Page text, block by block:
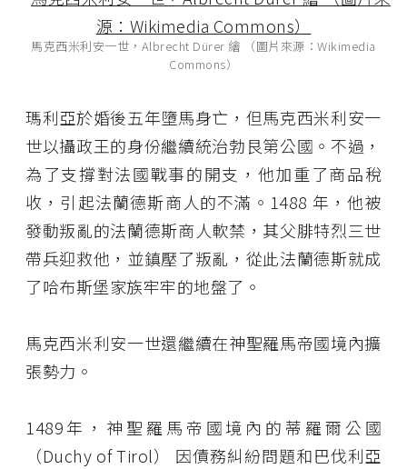
馬克西米利安一世，Albrecht Dürer 繪 （圖片來源：Wikimedia
Commons）
瑪利亞於婚後五年墮馬身亡，但馬克西米利安一
世以攝政王的身份繼續統治勃艮第公國。不過，
為了支撐對法國戰事的開支，他加重了商品稅
收，引起法蘭德斯商人的不滿。1488 年，他被
發動叛亂的法蘭德斯商人軟禁，其父腓特烈三世
帶兵迎救他，並鎮壓了叛亂，從此法蘭德斯就成
了哈布斯堡家族牢牢的地盤了。
馬克西米利安一世還繼續在神聖羅馬帝國境內擴
張勢力。
1489年，神聖羅馬帝國境內的蒂羅爾公國
（Duchy of Tirol） 因債務糾紛問題和巴伐利亞